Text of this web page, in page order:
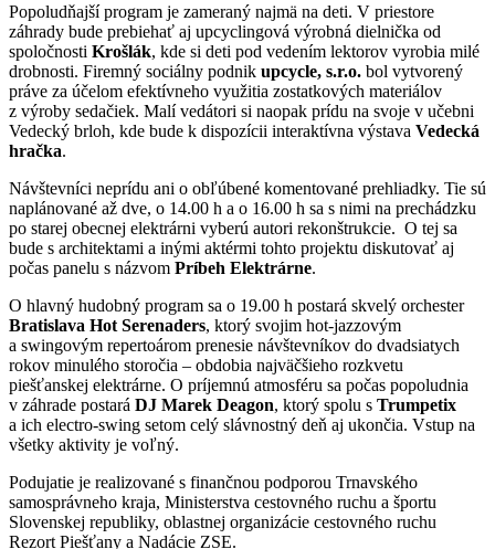
Popoludňajší program je zameraný najmä na deti. V priestore
záhrady bude prebiehať aj upcyclingová výrobná dielnička od
spoločnosti Krošlák, kde si deti pod vedením lektorov vyrobia milé
drobnosti. Firemný sociálny podnik upcycle, s.r.o. bol vytvorený
práve za účelom efektívneho využitia zostatkových materiálov
z výroby sedačiek. Malí vedátori si naopak prídu na svoje v učebni
Vedecký brloh, kde bude k dispozícii interaktívna výstava Vedecká
hračka.
Návštevníci neprídu ani o obľúbené komentované prehliadky. Tie sú
naplánované až dve, o 14.00 h a o 16.00 h sa s nimi na prechádzku
po starej obecnej elektrárni vyberú autori rekonštrukcie. O tej sa
bude s architektami a inými aktérmi tohto projektu diskutovať aj
počas panelu s názvom Príbeh Elektrárne.
O hlavný hudobný program sa o 19.00 h postará skvelý orchester
Bratislava Hot Serenaders, ktorý svojim hot-jazzovým
a swingovým repertoárom prenesie návštevníkov do dvadsiatych
rokov minulého storočia – obdobia najväčšieho rozkvetu
piešťanskej elektrárne. O príjemnú atmosféru sa počas popoludnia
v záhrade postará DJ Marek Deagon, ktorý spolu s Trumpetix
a ich electro-swing setom celý slávnostný deň aj ukončia. Vstup na
všetky aktivity je voľný.
Podujatie je realizované s finančnou podporou Trnavského
samosprávneho kraja, Ministerstva cestovného ruchu a športu
Slovenskej republiky, oblastnej organizácie cestovného ruchu
Rezort Piešťany a Nadácie ZSE.